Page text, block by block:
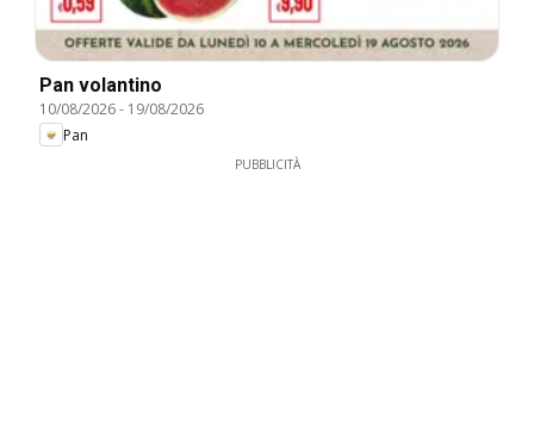
Pan volantino
10/08/2026- 19/08/2026
Pan
PUBBLICITÀ